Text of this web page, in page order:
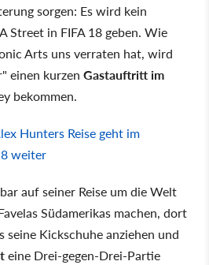
sorgen: Es wird kein
Street in FIFA 18 geben. Wie
Arts uns verraten hat, wird
einen kurzen Gastauftritt im
bekommen.
Hunters Reise geht im
weiter
auf seiner Reise um die Welt
Südamerikas machen, dort
seine Kickschuhe anziehen und
eine Drei-gegen-Drei-Partie